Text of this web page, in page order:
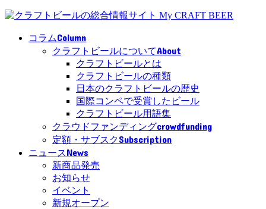
コラムColumn
クラフトビールについてAbout
クラフトビールとは
クラフトビールの種類
日本のクラフトビールの歴史
国際コンペで受賞したビール
クラフトビール用語集
クラウドファンディングcrowdfunding
定額・サブスクSubscription
ニュースNews
新商品発売
お知らせ
イベント
新規オープン